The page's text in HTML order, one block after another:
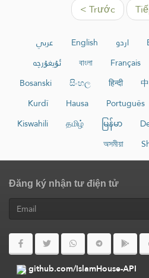
< Trước
عربي English اردو
ئۇيغۇرچە
বাংলা Français
Bosanski
සිංහල हिन्दी
Kurdî
Hausa Português
Kiswahili
தமிழ் မြန်မာ
অসমীয়া
Đăng ký nhận tư điện tử
github.com/IslamHouse-API